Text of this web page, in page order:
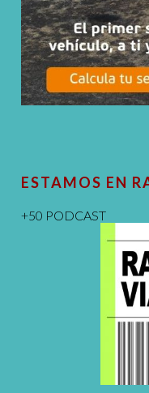
ESTAMOS EN
+50 PODCAST